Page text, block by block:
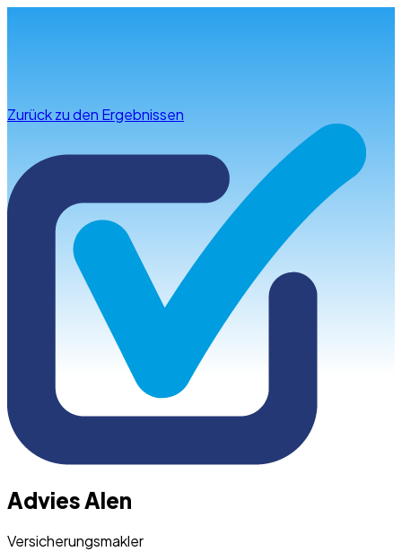
Zurück zu den Ergebnissen
Advies Alen
Versicherungsmakler